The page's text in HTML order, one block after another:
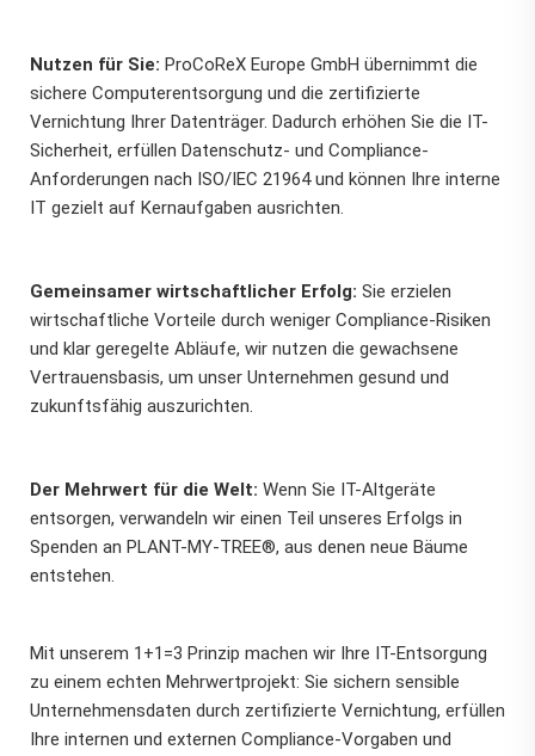
Nutzen für Sie: ProCoReX Europe GmbH übernimmt die
sichere Computerentsorgung und die zertifizierte
Vernichtung Ihrer Datenträger. Dadurch erhöhen Sie die IT-
Sicherheit, erfüllen Datenschutz- und Compliance-
Anforderungen nach ISO/IEC 21964 und können Ihre interne
IT gezielt auf Kernaufgaben ausrichten.
Gemeinsamer wirtschaftlicher Erfolg: Sie erzielen
wirtschaftliche Vorteile durch weniger Compliance-Risiken
und klar geregelte Abläufe, wir nutzen die gewachsene
Vertrauensbasis, um unser Unternehmen gesund und
zukunftsfähig auszurichten.
Der Mehrwert für die Welt: Wenn Sie IT-Altgeräte
entsorgen, verwandeln wir einen Teil unseres Erfolgs in
Spenden an PLANT-MY-TREE®, aus denen neue Bäume
entstehen.
Mit unserem 1+1=3 Prinzip machen wir Ihre IT-Entsorgung
zu einem echten Mehrwertprojekt: Sie sichern sensible
Unternehmensdaten durch zertifizierte Vernichtung, erfüllen
Ihre internen und externen Compliance-Vorgaben und